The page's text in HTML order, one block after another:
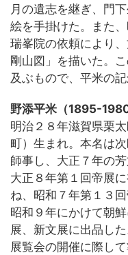
月の遺志を継ぎ、門
絵を手掛けた。また
瑞峯院の依頼により
剛山図」を描いた。
及ぶもので、平米の
野添平米（1895-
明治２８年滋賀県栗
町）生まれ。本名は
師事し、大正７年の
大正８年第１回帝展
ね、昭和７年第１３
昭和９年にかけて朝
展、新文展に出品し
展覧会の開催に際し